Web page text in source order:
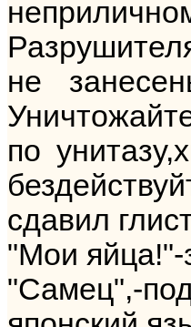
не
по
сдавил
"Мои яйца!"-
"Самец",-